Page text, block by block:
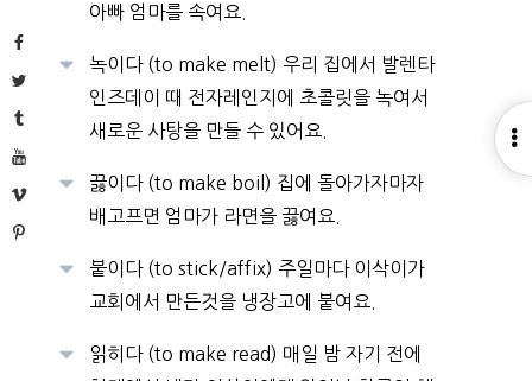
Facebook
Twitter
Tumblr
YouTube
Vimeo
Pinterest
아빠 엄마를 속여요.
녹이다 (to make melt) 우리 집에서 발렌타
인즈데이 때 전자레인지에 초콜릿을 녹여서
새로운 사탕을 만들 수 있어요.
끓이다 (to make boil) 집에 돌아가자마자
배고프면 엄마가 라면을 끓여요.
붙이다 (to stick/affix) 주일마다 이삭이가
교회에서 만든것을 냉장고에 붙여요.
읽히다 (to make read) 매일 밤 자기 전에